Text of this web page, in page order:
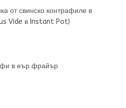
от свинско контрафиле в
Vide в Instant Pot)
в еър фрайър